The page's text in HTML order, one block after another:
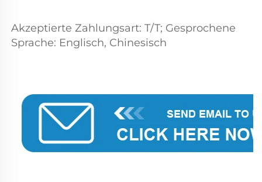
Akzeptierte Zahlungsart: T/T; Gesprochene
Sprache: Englisch, Chinesisch